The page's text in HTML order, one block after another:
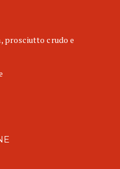
prosciutto crudo e